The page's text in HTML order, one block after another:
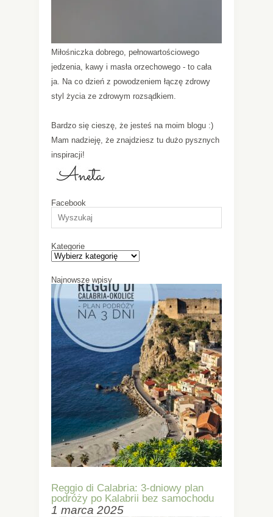
Miłośniczka dobrego, pełnowartościowego
jedzenia, kawy i masła orzechowego - to cała
ja. Na co dzień z powodzeniem łączę zdrowy
styl życia ze zdrowym rozsądkiem.
Bardzo się cieszę, że jesteś na moim blogu :)
Mam nadzieję, że znajdziesz tu dużo pysznych
inspiracji!
Facebook
Kategorie
Najnowsze wpisy
Reggio di Calabria: 3-dniowy plan
podróży po Kalabrii bez samochodu
1 marca 2025